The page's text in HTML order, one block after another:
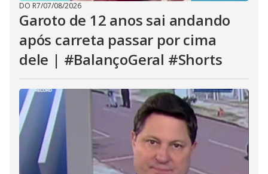
DO R7/07/08/2026
Garoto de 12 anos sai andando
após carreta passar por cima
dele | #BalançoGeral #Shorts